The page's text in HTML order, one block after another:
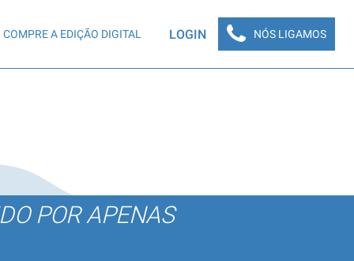
COMPRE A EDIÇÃO DIGITAL LOGIN NÓS LIGAMOS
POR APENAS